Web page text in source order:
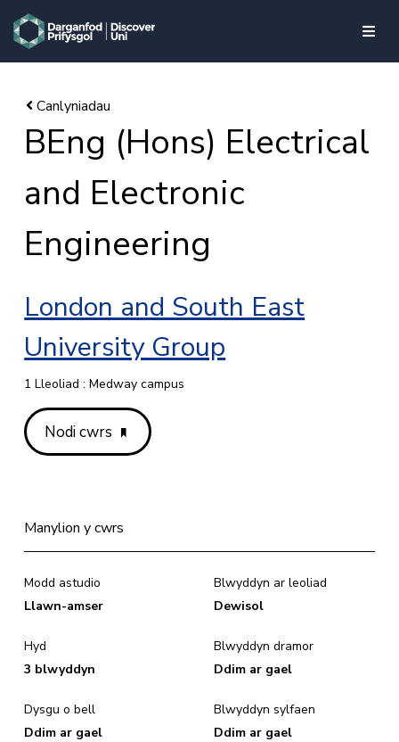
skip to main content
BEng (Hons) Electrical
and Electronic
Engineering
London and South East
University Group
1 Lleoliad : Medway campus
Nodi cwrs
Manylion y cwrs
Modd astudio
Llawn-amser
Hyd
3 blwyddyn
Dysgu o bell
Ddim ar gael
Blwyddyn ar leoliad
Dewisol
Blwyddyn dramor
Ddim ar gael
Blwyddyn sylfaen
Ddim ar gael